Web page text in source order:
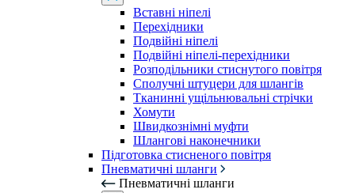
Вставні ніпелі
Перехідники
Подвійні ніпелі
Подвійні ніпелі-перехідники
Розподільники стиснутого повітря
Сполучні штуцери для шлангів
Тканинні ущільнювальні стрічки
Хомути
Швидкознімні муфти
Шлангові наконечники
Підготовка стисненого повітря
Пневматичні шланги
Пневматичні шланги